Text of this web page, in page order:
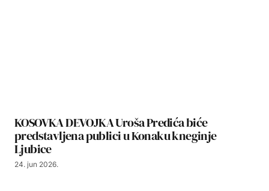
KOSOVKA DEVOJKA Uroša Predića biće
predstavljena publici u Konaku kneginje
Ljubice
24. jun 2026.